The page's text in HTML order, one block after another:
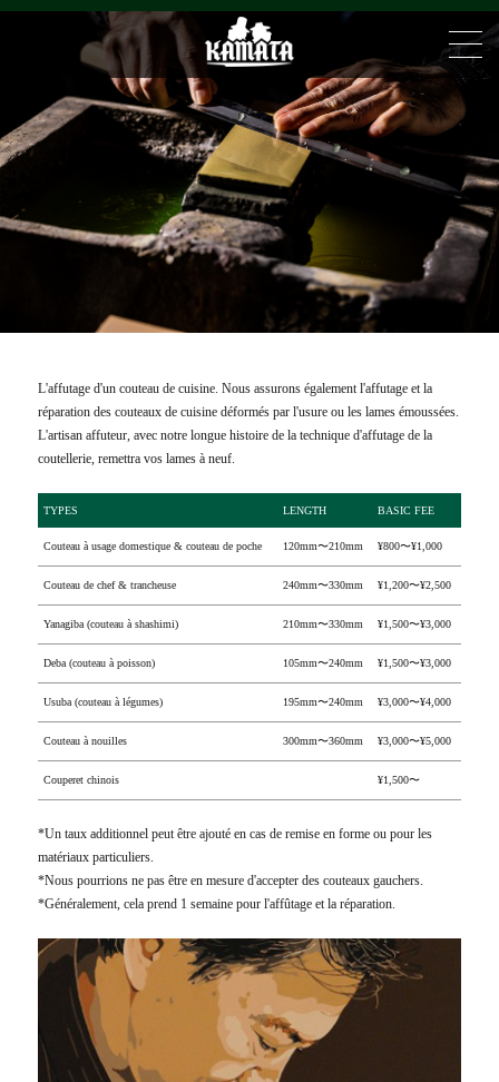
Affutage des couteaux
L'affutage d'un couteau de cuisine. Nous assurons également l'affutage et la
réparation des couteaux de cuisine déformés par l'usure ou les lames émoussées.
L'artisan affuteur, avec notre longue histoire de la technique d'affutage de la
coutellerie, remettra vos lames à neuf.
TYPES LENGTH BASIC FEE
Couteau à usage domestique & couteau de poche 120mm〜210mm ¥800〜¥1,000
Couteau de chef & trancheuse 240mm〜330mm ¥1,200〜¥2,500
Yanagiba (couteau à shashimi) 210mm〜330mm ¥1,500〜¥3,000
Deba (couteau à poisson) 105mm〜240mm ¥1,500〜¥3,000
Usuba (couteau à légumes) 195mm〜240mm ¥3,000〜¥4,000
Couteau à nouilles 300mm〜360mm ¥3,000〜¥5,000
Couperet chinois ¥1,500〜
*Un taux additionnel peut être ajouté en cas de remise en forme ou pour les
matériaux particuliers.
*Nous pourrions ne pas être en mesure d'accepter des couteaux gauchers.
*Généralement, cela prend 1 semaine pour l'affûtage et la réparation.